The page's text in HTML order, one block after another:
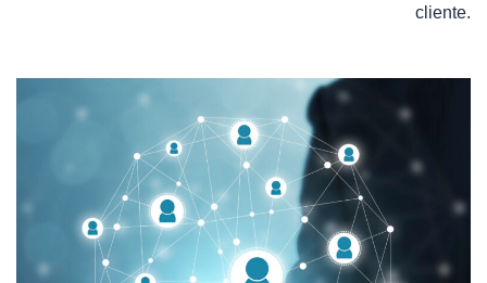
cliente.